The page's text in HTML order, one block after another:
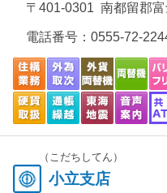
〒401-0301 南都留郡
電話番号： 0555-72-
（こだちしてん）
小立支店